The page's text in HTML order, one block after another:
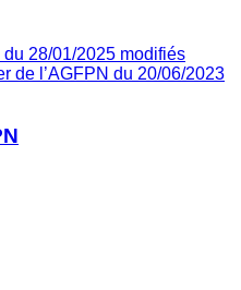
du 28/01/2025 modifiés
de l’AGFPN du 20/06/2023